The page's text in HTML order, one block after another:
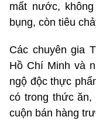
mất nước,
bụng, còn tiêu
Các chuyên gia
Hồ Chí Minh và
ngộ độc thực
có trong thức
cuộn bán hàng